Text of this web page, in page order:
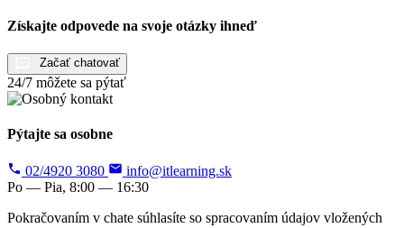
Získajte odpovede na svoje otázky ihneď
Začať chatovať
24/7 môžete sa pýtať
Pýtajte sa osobne
02/4920 3080
info@itlearning.sk
Po — Pia, 8:00 — 16:30
Pokračovaním v chate súhlasíte so spracovaním údajov vložených